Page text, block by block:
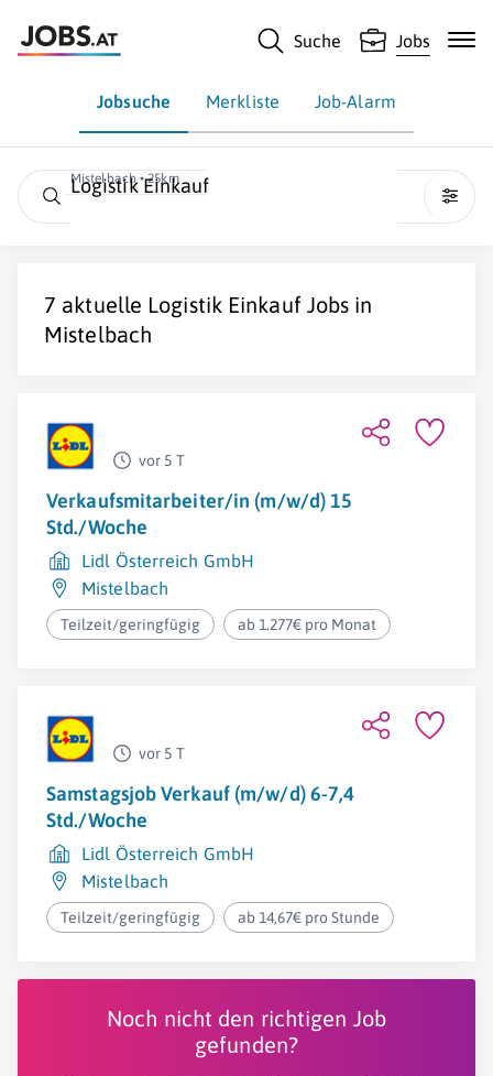
Suche Jobs
Jobsuche Merkliste Job-Alarm
Mistelbach • 25km
Logistik Einkauf
7 aktuelle Logistik EinkaufJobs in
Mistelbach
vor 5 T
Verkaufsmitarbeiter/in (m/w/d) 15
Std./Woche
Lidl Österreich GmbH
Mistelbach
Teilzeit/geringfügig ab 1.277€ pro Monat
vor 5 T
Samstagsjob Verkauf (m/w/d) 6-7,4
Std./Woche
Lidl Österreich GmbH
Mistelbach
Teilzeit/geringfügig ab 14,67€ pro Stunde
Noch nicht den richtigen Job
gefunden?